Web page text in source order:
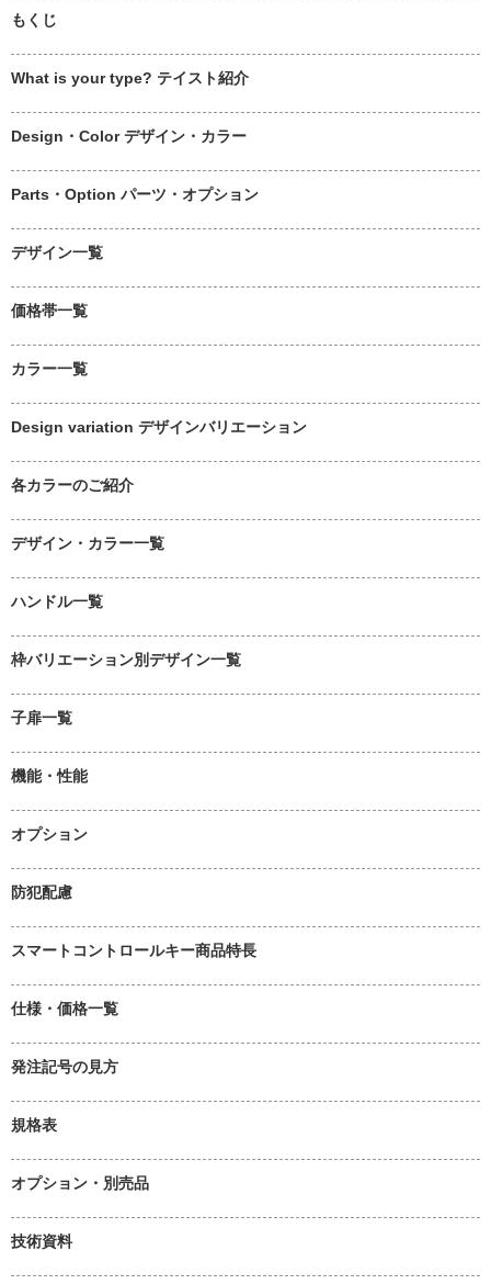
もくじ
What is your type? テイスト紹介
Design・Color デザイン・カラー
Parts・Option パーツ・オプション
デザイン一覧
価格帯一覧
カラー一覧
Design variation デザインバリエーション
各カラーのご紹介
デザイン・カラー一覧
ハンドル一覧
枠バリエーション別デザイン一覧
子扉一覧
機能・性能
オプション
防犯配慮
スマートコントロールキー商品特長
仕様・価格一覧
発注記号の見方
規格表
オプション・別売品
技術資料